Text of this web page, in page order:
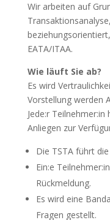
Wir arbeiten auf
EATA/ITAA.
Wie läuft Sie ab?
Es wird
Vorstellung werden
Jede:r
Anliegen zur
Die TSTA führt die
Ein:e
Rückmeldung.
Es wird eine
Fragen gestellt.